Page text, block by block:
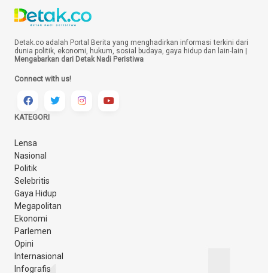
Detak.co adalah Portal Berita yang menghadirkan informasi terkini dari
dunia politik, ekonomi, hukum, sosial budaya, gaya hidup dan lain-lain |
Mengabarkan dari Detak Nadi Peristiwa
Connect with us!
KATEGORI
Lensa
Nasional
Politik
Selebritis
Gaya Hidup
Megapolitan
Ekonomi
Parlemen
Opini
Internasional
Infografis